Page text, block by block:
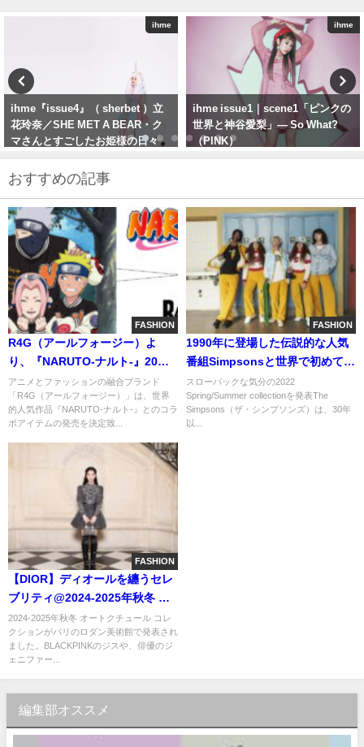
ihme
ihme issue1｜scene1「ピンクの
世界と神谷愛梨」— So What?
（PINK）
ihme
ihme issue0 — Scene2：真っ青
な空の下、青山で
おすすめの記事
FASHION
R4G（アールフォージー）よ
り、『NARUTO-ナルト-』20周
年記念コラボアイテムの発売が
決定！
アニメとファッションの融合ブランド
「R4G（アールフォージー）」は、世界
的人気作品『NARUTO-ナルト-』とのコラ
ボアイテムの発売を決定致...
FASHION
1990年に登場した伝説的な人気
番組Simpsonsと世界で初めて
「ジーンズ」を誕生させ
た Levi's®がコラボ
スローバックな気分の2022
Spring/Summer collectionを発表The
Simpsons（ザ・シンプソンズ）は、30年
以...
FASHION
【DIOR】ディオールを纏うセレ
ブリティ@2024-2025年秋冬 オ
ートクチュール コレクション
2024-2025年秋冬 オートクチュール コレ
クションがパリのロダン美術館で発表され
ました。BLACKPINKのジスや、俳優のジ
ェニファー...
編集部オススメ